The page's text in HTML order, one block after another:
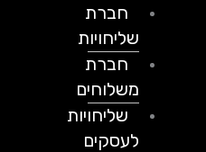
חברת
שליחויות
חברת
משלוחים
שליחויות
לעסקים